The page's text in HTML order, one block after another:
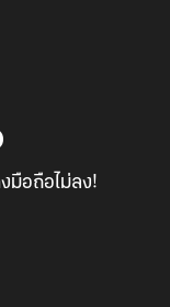
มือถือไม่ลง!